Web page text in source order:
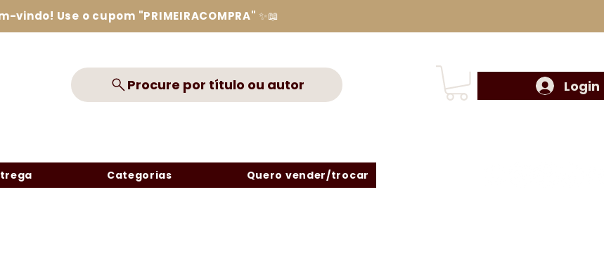
vindo! Use o cupom "PRIMEIRACOMPRA" ✨📖
Procure por título ou autor
Categorias Quero vender/trocar
Login